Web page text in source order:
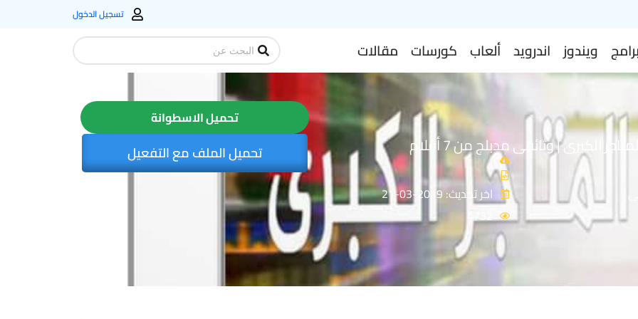
تسجيل الدخول
برامج ويندوز اندرويد ألعاب كورسات مقالات
Search
...
الكبرى | وثائقى مدبلج من 7 أفلام
اخر تحديث: 2019-03-21
4732
تحميل الاسطوانة
تحميل الملف مع التفعيل